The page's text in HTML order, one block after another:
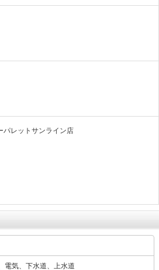
パレットサンライン店
電気、下水道、上水道